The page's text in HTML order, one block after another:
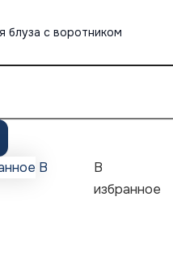
блуза с воротником
В
В
избранное